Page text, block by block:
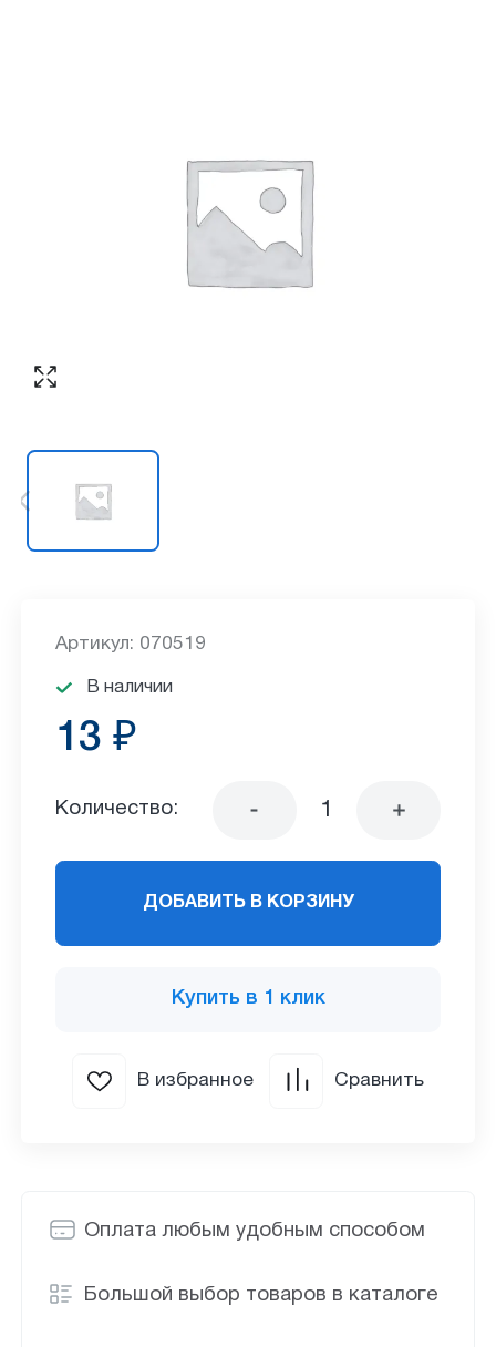
Оплата любым удобным способом
Большой выбор товаров в каталоге
Артикул: 070519
В наличии
13 ₽
Количество:
ДОБАВИТЬ В КОРЗИНУ
Купить в 1 клик
В избранное Сравнить
ПЕРЕЗВОНИТЕ МНЕ
Согласен с обработкой персональных
данных в соответствии с
конфиденциальности